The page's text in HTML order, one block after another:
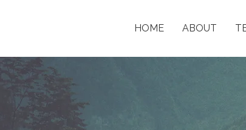
HOME ABOUT